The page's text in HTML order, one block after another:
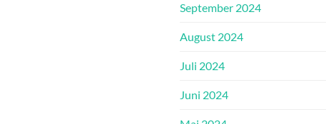
September 2024
August 2024
Juli 2024
Juni 2024